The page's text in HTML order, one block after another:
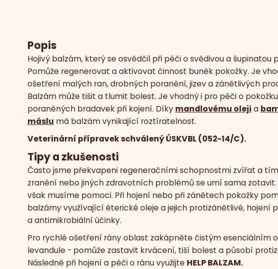
Popis
Hojivý balzám, který se osvědčil při péči o svědivou a šupinatou
Pomůže regenerovat a aktivovat činnost buněk pokožky. Je
ošetření malých ran, drobných poranění, jizev a zánětlivých
Balzám může tišit a tlumit bolest. Je vhodný i pro péči o pokožku
poraněných bradavek při kojení. Díky mandlovému oleji a
máslu má balzám vynikající roztíratelnost.
Veterinární přípravek schválený ÚSKVBL (052-14/C).
Tipy a zkušenosti
Často jsme překvapeni regeneračními schopnostmi zvířat a
zranění nebo jiných zdravotních problémů se umí sama zotavit.
však musíme pomoci. Při hojení nebo při zánětech pokožky
balzámy využívající éterické oleje a jejich protizánětlivé, hojení
a antimikrobiální účinky.
Pro rychlé ošetření rány oblast zakápněte čistým esenciálním
levandule - pomůže zastavit krvácení, tiší bolest a působí
Následně při hojení a péči o ránu využijte HELP BALZAM.